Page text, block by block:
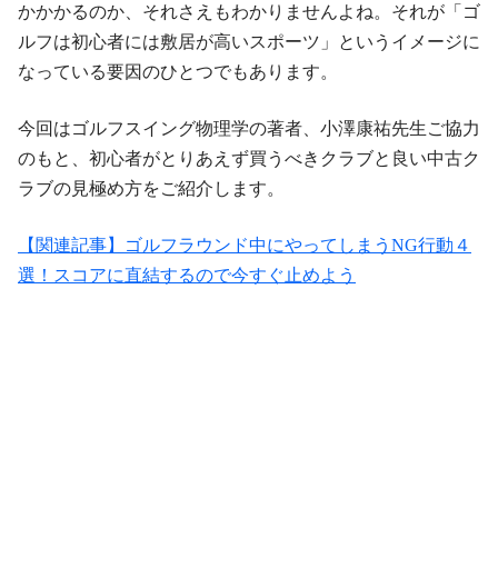
かかかるのか、それさえもわかりませんよね。それが「ゴ
ルフは初心者には敷居が高いスポーツ」というイメージに
なっている要因のひとつでもあります。
今回はゴルフスイング物理学の著者、小澤康祐先生ご協力
のもと、初心者がとりあえず買うべきクラブと良い中古ク
ラブの見極め方をご紹介します。
【関連記事】ゴルフラウンド中にやってしまうNG行動４
選！スコアに直結するので今すぐ止めよう